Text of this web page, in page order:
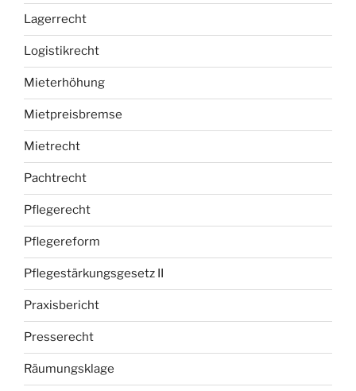
Lagerrecht
Logistikrecht
Mieterhöhung
Mietpreisbremse
Mietrecht
Pachtrecht
Pflegerecht
Pflegereform
Pflegestärkungsgesetz II
Praxisbericht
Presserecht
Räumungsklage